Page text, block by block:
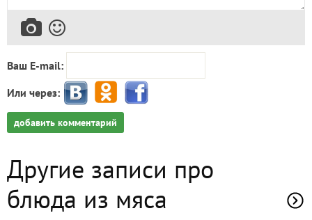
Ваш E-mail:
Или через:
добавить комментарий
Другие записи про
блюда из мяса